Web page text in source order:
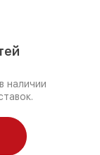
наличии